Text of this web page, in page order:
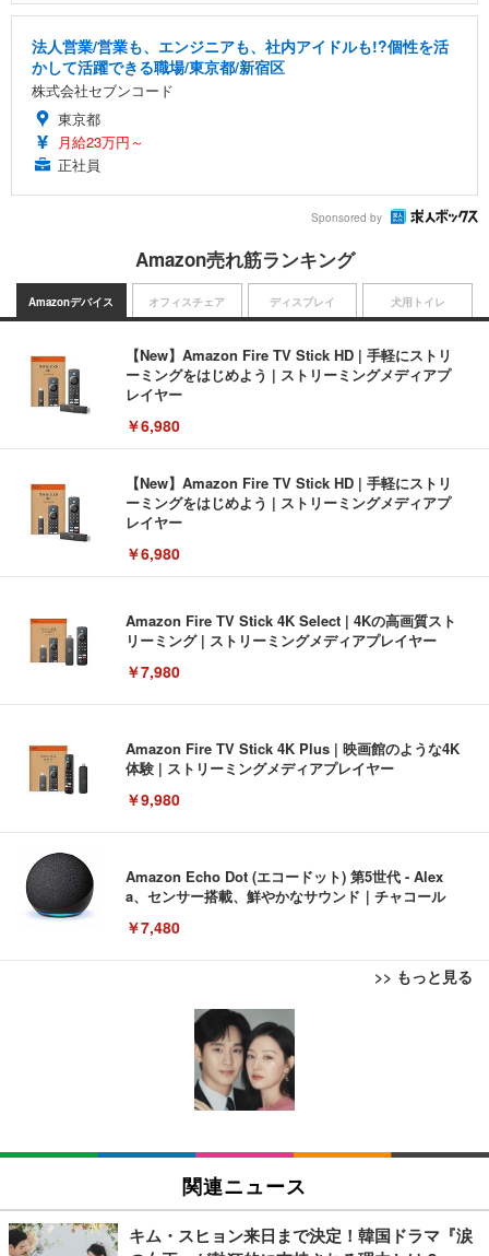
法人営業/営業も、エンジニアも、社内アイドルも!?個性を活
かして活躍できる職場/東京都/新宿区
株式会社セブンコード
東京都
月給23万円～
正社員
Sponsored by
Amazon売れ筋ランキング
Amazonデバイス
【New】Amazon Fire TV Stick HD | 手軽にストリ
ーミングをはじめよう | ストリーミングメディアプ
レイヤー
￥6,980
【New】Amazon Fire TV Stick HD | 手軽にストリ
ーミングをはじめよう | ストリーミングメディアプ
レイヤー
￥6,980
Amazon Fire TV Stick 4K Select | 4Kの高画質スト
リーミング | ストリーミングメディアプレイヤー
￥7,980
Amazon Fire TV Stick 4K Plus | 映画館のような4K
体験 | ストリーミングメディアプレイヤー
￥9,980
Amazon Echo Dot (エコードット) 第5世代 - Alex
a、センサー搭載、鮮やかなサウンド｜チャコール
￥7,480
>> もっと見る
オフィスチェア
[EdoErgo] オフィスチェア 椅子 テレワーク 疲れな
い 跳ね上げ式アームレスト コンパクト 約105度ロッ
キング pc 事務椅子 360度回転 座面昇降 強化ナイロ
ン樹脂ベース 通気性メッシュ 在宅ワーク H-WY01
(黒網+黒枠+黒足)
SIHOO B100 オフィスチェア／デスクチェア メッシ
ュチェア 人間工学 疲れない ブラック
￥27,999
ディスプレイ
EIZO ビジネス向けプレミアムモニター | FlexScan
EV3240X-WT | 31.5型4K UHD・USB Type-C・ホワ
￥105,595
EIZO ビジネス向けプレミアムモニター | FlexScan
￥109,572
犬用トイレ
Amazonベーシック ペットシーツ 薄型 レギュラー 1
回使い捨て 無香料 ホワイト 300枚
Amazonベーシック ペットシーツ 厚型 ワイド 42枚
x2袋(84枚) ホワイト(吸収面:ライトブルー)
￥3,234
関連ニュース
キム・スヒョン来日まで決定！韓国ドラマ『涙